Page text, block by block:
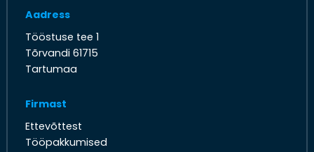
Aadress
Tööstuse tee 1
Tõrvandi 61715
Tartumaa
Firmast
Ettevõttest
Tööpakkumised